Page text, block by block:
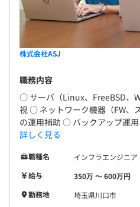
株式会社ASJ
職務内容
○ サーバ（Linux、FreeBSD、
視 ○ ネットワーク機器（FW、
の運用補助 ○ バックアップ運
詳しく見る
職種名
インフラエンジニア
給与
350万 〜 600万円
勤務地
埼玉県川口市